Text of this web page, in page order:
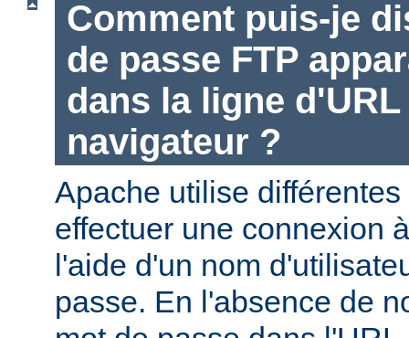
Comment puis-je
de passe FTP
dans la ligne
navigateur ?
Apache utilise
effectuer une connexion
l'aide d'un nom
passe. En l'absence de